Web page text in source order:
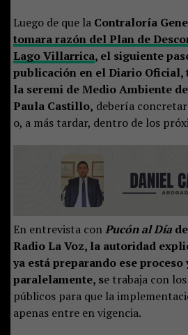
Luego de que la Contraloría
tomara razón del Plan de
Lago Villarrica, el siguiente
publicación en el Diario Oficial,
la seremi de Medio Ambiente
Paula Castillo, debería
o, a más tardar, dentro de los
En entrevista conPucón al Díade
Radio La Voz, la autoridad
ya está preparando ese proceso
paralelamente, se trabaja con
públicos para que la
apenas entre en vigencia.